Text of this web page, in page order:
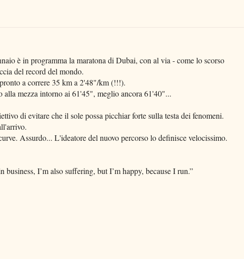
è in programma la maratona di Dubai, con al via - come lo scorso
del record del mondo.
a correre 35 km a 2'48"/km (!!!).
alla mezza intorno ai 61'45", meglio ancora 61'40"...
di evitare che il sole possa picchiar forte sulla testa dei fenomeni.
Assurdo... L'ideatore del nuovo percorso lo definisce velocissimo.
I’m also suffering, but I’m happy, because I run.”